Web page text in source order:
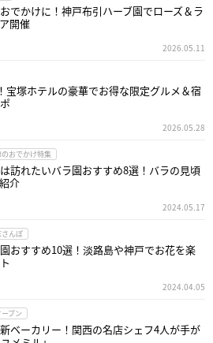
でかけに！神戸布引ハーブ園でローズ＆ラ
開催
2026.05.11
宝塚ホテルの豪華でお得な限定グルメ＆宿
2026.05.28
おでかけ特集
は訪れたいバラ園おすすめ8選！バラの見頃
介
2024.05.17
んぽ
園おすすめ10選！淡路島や神戸でお花を楽
2024.04.05
プン
ベーカリー！関西の名店シェフ4人が手が